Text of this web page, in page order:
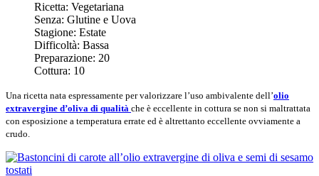
Ricetta: Vegetariana
Senza: Glutine e Uova
Stagione: Estate
Difficoltà: Bassa
Preparazione: 20
Cottura: 10
Una ricetta nata espressamente per valorizzare l’uso ambivalente dell’olio
extravergine d’oliva di qualità che è eccellente in cottura se non si maltrattata
con esposizione a temperatura errate ed è altrettanto eccellente ovviamente a
crudo.